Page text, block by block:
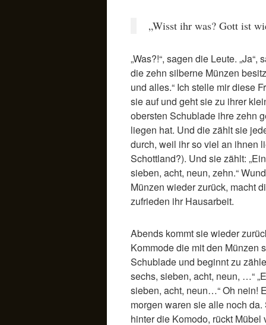
„Wisst ihr was? Gott ist
„Was?!“, sagen die Leute.
die zehn silberne Münzen
und alles.“ Ich stelle mir diese
sie auf und geht sie zu ihrer
obersten Schublade ihre zehn
liegen hat. Und die zählt sie
durch, weil ihr so viel an ihnen
Schottland?). Und sie zählt:
sieben, acht, neun, zehn.“
Münzen wieder zurück, macht
zufrieden ihr Hausarbeit.
Abends kommt sie wieder
Kommode die mit den Münzen
Schublade und beginnt zu
sechs, sieben, acht, neun, …“
sieben, acht, neun…“ Oh nein!
morgen waren sie alle noch
hinter die Komodo, rückt